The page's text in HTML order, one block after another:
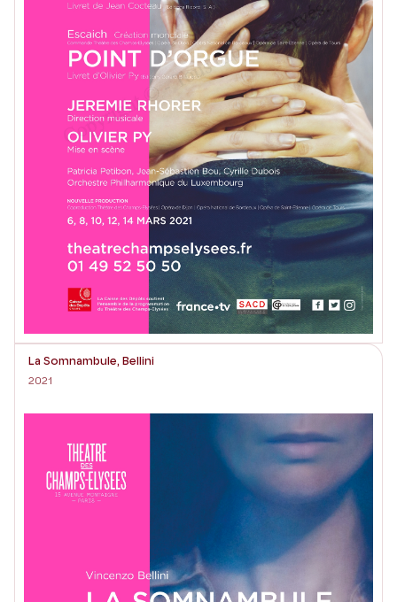
La Somnambule, Bellini
2021